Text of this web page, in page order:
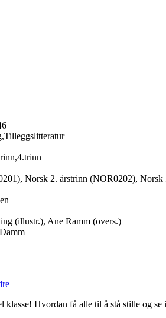
Norsk 2. årstrinn (NOR0202),
(illustr.), Ane Ramm (overs.)
klasse! Hvordan få alle til å stå stille og se